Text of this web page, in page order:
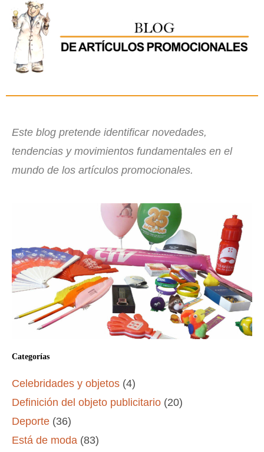
Este blog pretende identificar novedades,
tendencias y movimientos fundamentales en el
mundo de los artículos promocionales.
Categorías
Celebridades y objetos (4)
Definición del objeto publicitario (20)
Deporte (36)
Está de moda (83)